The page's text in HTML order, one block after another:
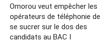
Omorou veut empêcher les
opérateurs de téléphonie de
se sucrer sur le dos des
candidats au BAC I